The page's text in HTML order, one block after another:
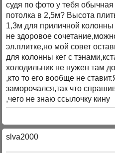
судя по фото у тебя
потолка в 2,5м? Высота
1,3м для приличной колонны
не здоровое
эл.плитке,но мой совет
для колонны кег с
холодильник не нужен там
,кто то его вообще не
заморочался,так что
,чего не знаю ссылочку кину
slva2000